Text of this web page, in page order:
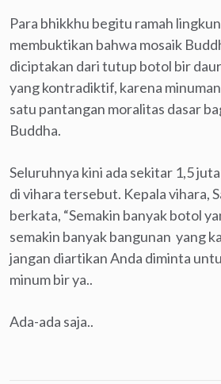
Para bhikkhu begitu ramah
membuktikan bahwa mosaik
diciptakan dari tutup botol bir
yang kontradiktif, karena
satu pantangan moralitas dasar
Buddha.
Seluruhnya kini ada sekitar 1,5
di vihara tersebut. Kepala vihara,
berkata, “Semakin banyak botol
semakin banyak bangunan yang
jangan diartikan Anda diminta
minum bir ya..
Ada-ada saja..